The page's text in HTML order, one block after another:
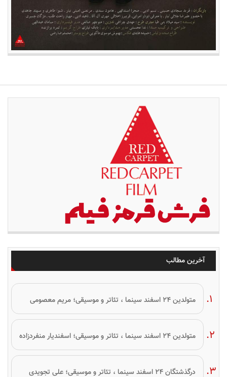
آخرین مطالب
متولدین ۲۴ اسفند سینما ، تئاتر و موسیقی؛ مریم معصومی
متولدین ۲۴ اسفند سینما ، تئاتر و موسیقی؛ اسفندیار منفردزاده
درگذشتگان ۲۴ اسفند سینما ، تئاتر و موسیقی؛ علی تجویدی